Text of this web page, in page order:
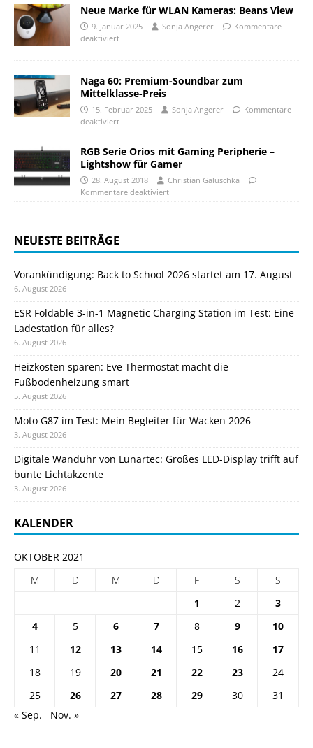
Neue Marke für WLAN Kameras: Beans View
9. Januar 2025 Sonja Angerer
Kommentare
deaktiviert
Naga 60: Premium-Soundbar zum
Mittelklasse-Preis
15. Februar 2025 Sonja Angerer
Kommentare
deaktiviert
RGB Serie Orios mit Gaming Peripherie –
Lightshow für Gamer
28. August 2018
Christian Galuschka
Kommentare deaktiviert
NEUESTE BEITRÄGE
Vorankündigung: Back to School 2026 startet am 17. August
6. August 2026
ESR Foldable 3-in-1 Magnetic Charging Station im Test: Eine
Ladestation für alles?
6. August 2026
Heizkosten sparen: Eve Thermostat macht die
Fußbodenheizung smart
5. August 2026
Moto G87 im Test: Mein Begleiter für Wacken 2026
3. August 2026
Digitale Wanduhr von Lunartec: Großes LED-Display trifft auf
bunte Lichtakzente
3. August 2026
KALENDER
OKTOBER 2021
M
D M D F S
S
1
2
3
4
5 6 7 8 9
10
11
12 13 14 15 16
17
18
19 20 21 22 23
24
25
26 27 28 29 30
31
« Sep.
Nov. »